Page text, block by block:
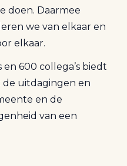
doen. Daarmee
we van elkaar en
elkaar.
600 collega’s biedt
uitdagingen en
en de
van een